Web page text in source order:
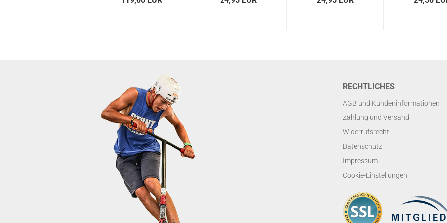
RECHTLICHES
AGB und Kundeninformationen
Zahlung und Versand
Widerrufsrecht
Datenschutz
Impressum
Cookie-Einstellungen